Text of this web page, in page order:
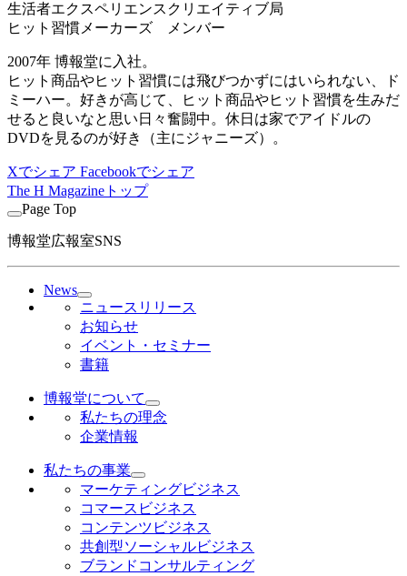
生活者エクスペリエンスクリエイティブ局
ヒット習慣メーカーズ メンバー
2007年 博報堂に入社。
ヒット商品やヒット習慣には飛びつかずにはいられない、ド
ミーハー。好きが高じて、ヒット商品やヒット習慣を生みだ
せると良いなと思い日々奮闘中。休日は家でアイドルの
DVDを見るのが好き（主にジャニーズ）。
Xでシェア Facebookでシェア
The H Magazineトップ
Page Top
博報堂広報室SNS
News
ニュースリリース
お知らせ
イベント・セミナー
書籍
博報堂について
私たちの理念
企業情報
私たちの事業
マーケティングビジネス
コマースビジネス
コンテンツビジネス
共創型ソーシャルビジネス
ブランドコンサルティング